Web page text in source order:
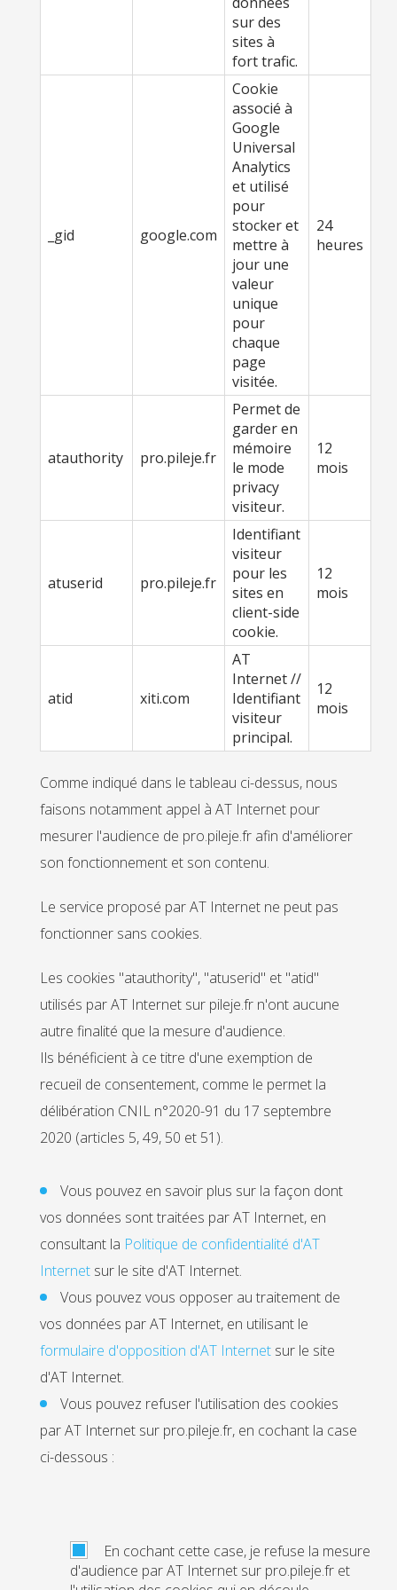
sur des
sites à
fort trafic.
_gid google.com
Cookie
associé à
Google
Universal
Analytics
et utilisé
pour
stocker et
mettre à
jour une
valeur
unique
pour
chaque
page
visitée.
24
heures
atauthority pro.pileje.fr
Permet de
garder en
mémoire
le mode
privacy
visiteur.
12
mois
atuserid pro.pileje.fr
Identifiant
visiteur
pour les
sites en
client-side
cookie.
12
mois
atid xiti.com
AT
Internet //
Identifiant
visiteur
principal.
12
mois
Comme indiqué dans le tableau ci-dessus, nous
faisons notamment appel à AT Internet pour
mesurer l'audience de pro.pileje.fr afin d'améliorer
son fonctionnement et son contenu.
Le service proposé par AT Internet ne peut pas
fonctionner sans cookies.
Les cookies "atauthority", "atuserid" et "atid"
utilisés par AT Internet sur pileje.fr n'ont aucune
autre finalité que la mesure d'audience.
Ils bénéficient à ce titre d'une exemption de
recueil de consentement, comme le permet la
délibération CNIL n°2020-91 du 17 septembre
2020 (articles 5, 49, 50 et 51).
Vous pouvez en savoir plus sur la façon dont
vos données sont traitées par AT Internet, en
consultant la Politique de confidentialité d'AT
Internet sur le site d'AT Internet.
Vous pouvez vous opposer au traitement de
vos données par AT Internet, en utilisant le
formulaire d'opposition d'AT Internet sur le site
d'AT Internet.
Vous pouvez refuser l'utilisation des cookies
par AT Internet sur pro.pileje.fr, en cochant la case
ci-dessous :
En cochant cette case, je refuse la mesure
d'audience par AT Internet sur pro.pileje.fr et